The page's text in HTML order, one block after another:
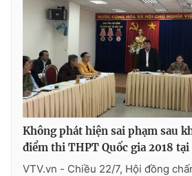
Không phát hiện sai phạm sau
điểm thi THPT Quốc gia 2018
VTV.vn - Chiều 22/7, Hội đồng